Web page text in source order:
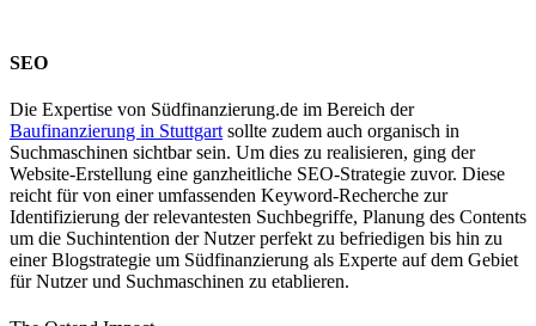
SEO
Die Expertise von Südfinanzierung.de im Bereich der
Baufinanzierung in Stuttgart sollte zudem auch organisch in
Suchmaschinen sichtbar sein. Um dies zu realisieren, ging der
Website-Erstellung eine ganzheitliche SEO-Strategie zuvor. Diese
reicht für von einer umfassenden Keyword-Recherche zur
Identifizierung der relevantesten Suchbegriffe, Planung des Contents
um die Suchintention der Nutzer perfekt zu befriedigen bis hin zu
einer Blogstrategie um Südfinanzierung als Experte auf dem Gebiet
für Nutzer und Suchmaschinen zu etablieren.